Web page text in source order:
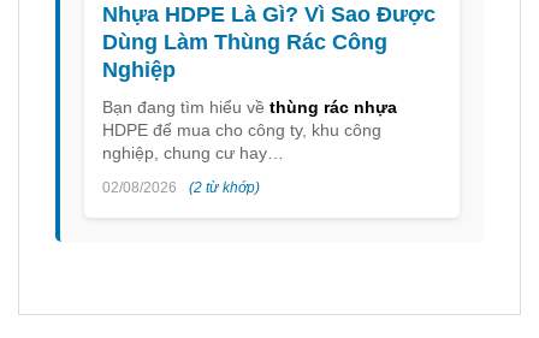
Nhựa HDPE Là Gì? Vì Sao Được
Dùng Làm Thùng Rác Công
Nghiệp
Bạn đang tìm hiểu về thùng rác nhựa
HDPE để mua cho công ty, khu công
nghiệp, chung cư hay…
02/08/2026 (2 từ khớp)